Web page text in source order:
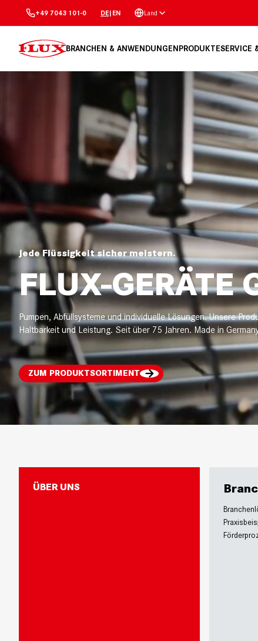
+49 7043 101-0 DE| EN Land
BRANCHEN & ANWENDUNGENPRODUKTESERVICE
Jede Flüssigkeit sicher meistern.
FLUX-GERÄTE
Pumpen, Abfüllsysteme und individuelle Lösungen. Unsere
Haltbarkeit und Leistung. Seit über 75 Jahren. Made in
ZUM PRODUKTSORTIMENT
ÜBER UNS